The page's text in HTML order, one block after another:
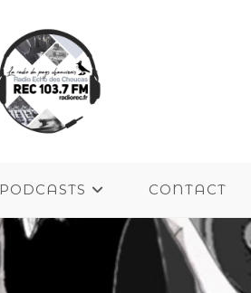
PODCASTS CONTACT